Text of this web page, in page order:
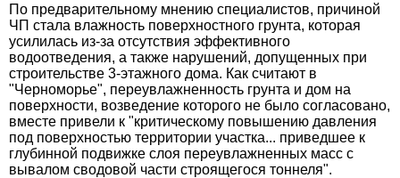
По предварительному мнению специалистов, причиной
ЧП стала влажность поверхностного грунта, которая
усилилась из-за отсутствия эффективного
водоотведения, а также нарушений, допущенных при
строительстве 3-этажного дома. Как считают в
"Черноморье", переувлажненность грунта и дом на
поверхности, возведение которого не было согласовано,
вместе привели к "критическому повышению давления
под поверхностью территории участка... приведшее к
глубинной подвижке слоя переувлажненных масс с
вывалом сводовой части строящегося тоннеля".